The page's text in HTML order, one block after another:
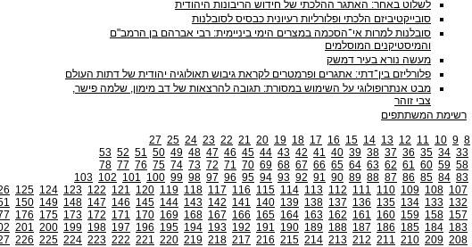
לשלוט באחר: האתגר ההלכתי של חידוש הריבונות היהודית
סובייקטיביזם הלכתי ופלורליות רעיונית כבסיס לסובלנות
סובלנות למרות אי־הסכמה במצרים הימי ביניימית: רבי אברהם בן הרמב"ם
והמיסטיקנים המוסלמים
מעשה נורא בעיר דמשק
פלורליזם בין־דתי: אתגרים ופרמטרים לקראת גיבוש תאולוגיה יהודית של דתות העולם
מבט אנתרופולוגי על השימוש במסורת: תגובה להרצאות של דב מימון, שלמה פישר,
צבי זוהר
רשימת המשתתפים
8
9
10
11
12
13
14
15
16
17
18
19
20
21
22
23
24
25
27
33
34
35
36
37
38
39
40
41
42
43
44
45
46
47
48
49
50
51
52
53
58
59
60
61
62
63
64
65
66
67
68
69
70
71
72
73
74
75
76
77
78
83
84
85
86
87
88
89
90
91
92
93
94
95
96
97
98
99
100
101
102
103
107
108
109
110
111
112
113
114
115
116
117
118
119
120
121
122
123
124
125
132
133
134
135
136
137
138
139
140
141
142
143
144
145
146
147
148
149
150
157
158
159
160
161
162
163
164
165
166
167
168
169
170
171
172
173
175
176
183
184
185
186
187
188
189
190
191
192
193
194
195
196
197
198
199
200
201
208
209
210
211
212
213
214
215
216
217
218
219
220
221
222
223
224
225
226